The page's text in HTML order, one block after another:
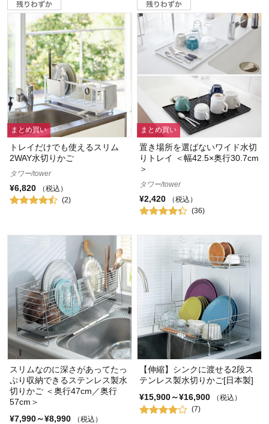
まとめ買い
トレイだけでも使えるスリム
2WAY水切りかご
タワー/tower
¥6,820
（税込）
(2)
まとめ買い
置き場所を選ばないワイド水切
りトレイ ＜幅42.5×奥行30.7cm
＞
タワー/tower
¥2,420
（税込）
(36)
スリムなのに深さがあってたっ
ぷり収納できるステンレス製水
切りかご ＜奥行47cm／奥行
57cm＞
¥7,990～¥8,990
（税込）
【伸縮】シンクに渡せる2段ス
テンレス製水切りかご[日本製]
¥15,900～¥16,900
（税込）
(7)